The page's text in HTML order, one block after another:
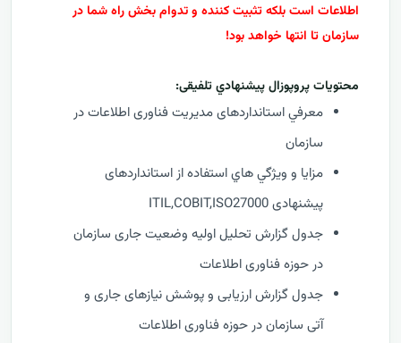
اطلاعات است بلکه تثبیت کننده و تدوام بخش راه شما در
سازمان تا انتها خواهد بود!
محتويات پروپوزال پيشنهادي تلفیقی:
معرفي استانداردهای مدیریت فناوری اطلاعات در
سازمان
مزايا و ويژگي هاي استفاده از استانداردهای
پیشنهادی ITIL,COBIT,ISO27000
جدول گزارش تحلیل اولیه وضعیت جاری سازمان
در حوزه فناوری اطلاعات
جدول گزارش ارزیابی و پوشش نیازهای جاری و
آتی سازمان در حوزه فناوری اطلاعات